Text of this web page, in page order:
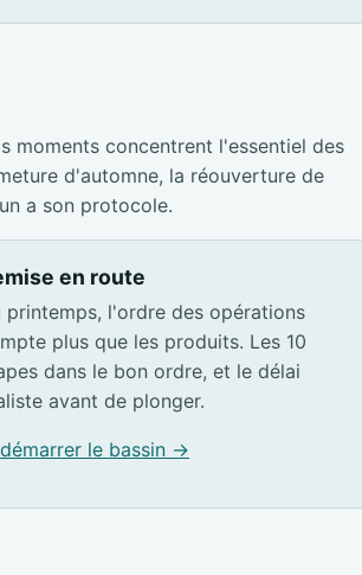
moments concentrent l'essentiel des
d'automne, la réouverture de
a son protocole.
en route
printemps, l'ordre des opérations
plus que les produits. Les 10
dans le bon ordre, et le délai
avant de plonger.
le bassin →